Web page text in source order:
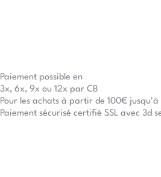
Paiement possible en
3x, 6x, 9x ou 12x par CB
Pour les achats à partir de 100€
Paiement sécurisé certifié SSL avec 3d